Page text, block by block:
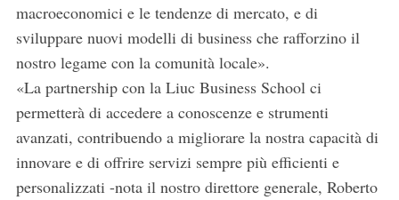
macroeconomici e le tendenze di mercato, e di
sviluppare nuovi modelli di business che rafforzino il
nostro legame con la comunità locale».
«La partnership con la Liuc Business School ci
permetterà di accedere a conoscenze e strumenti
avanzati, contribuendo a migliorare la nostra capacità di
innovare e di offrire servizi sempre più efficienti e
personalizzati -nota il nostro direttore generale, Roberto